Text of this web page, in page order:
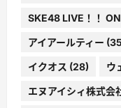
SKE48 LIVE！！
アイアールティー
イクオス (28) ウ
エヌアイシィ株式会